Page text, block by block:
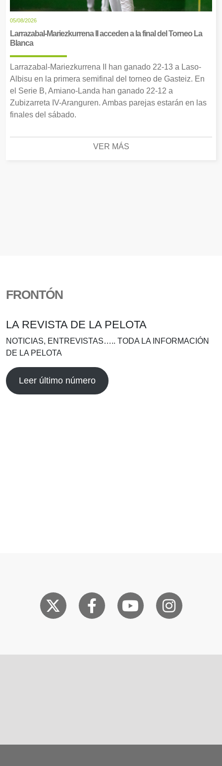
05/08/2026
Larrazabal-Mariezkurrena II acceden a la final del Torneo La
Blanca
Larrazabal-Mariezkurrena II han ganado 22-13 a Laso-
Albisu en la primera semifinal del torneo de Gasteiz. En
el Serie B, Amiano-Landa han ganado 22-12 a
Zubizarreta IV-Aranguren. Ambas parejas estarán en las
finales del sábado.
VER MÁS
FRONTÓN
LA REVISTA DE LA PELOTA
NOTICIAS, ENTREVISTAS….. TODA LA INFORMACIÓN
DE LA PELOTA
Leer último número